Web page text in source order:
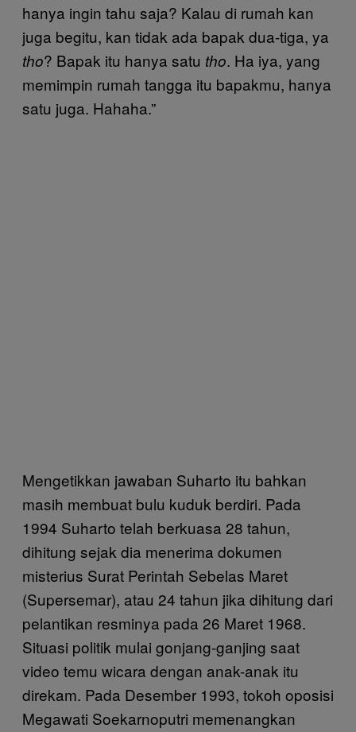
hanya ingin tahu saja? Kalau di rumah kan
juga begitu, kan tidak ada bapak dua-tiga, ya
tho? Bapak itu hanya satu tho. Ha iya, yang
memimpin rumah tangga itu bapakmu, hanya
satu juga. Hahaha.”
Mengetikkan jawaban Suharto itu bahkan
masih membuat bulu kuduk berdiri. Pada
1994 Suharto telah berkuasa 28 tahun,
dihitung sejak dia menerima dokumen
misterius Surat Perintah Sebelas Maret
(Supersemar), atau 24 tahun jika dihitung dari
pelantikan resminya pada 26 Maret 1968.
Situasi politik mulai gonjang-ganjing saat
video temu wicara dengan anak-anak itu
direkam. Pada Desember 1993, tokoh oposisi
Megawati Soekarnoputri memenangkan